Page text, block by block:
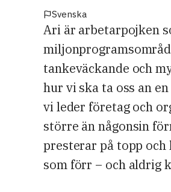
Svenska
Ari är arbetarpojken
tankeväckande och
hur vi ska ta oss an
vi leder företag och
större än någonsin
presterar på topp och
som förr – och aldrig